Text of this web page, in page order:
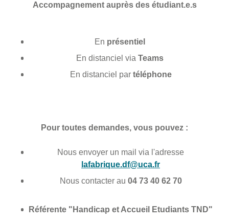
Accompagnement auprès des étudiant.e.s
En présentiel
En distanciel via Teams
En distanciel par téléphone
Pour toutes demandes, vous pouvez :
Nous envoyer un mail via l'adresse
lafabrique.df@uca.fr
Nous contacter au 04 73 40 62 70
Référente "Handicap et Accueil Etudiants TND"